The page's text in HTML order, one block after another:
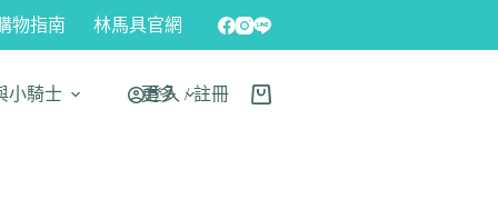
物指南 林馬具官網
小騎士 更多
登入 / 註冊